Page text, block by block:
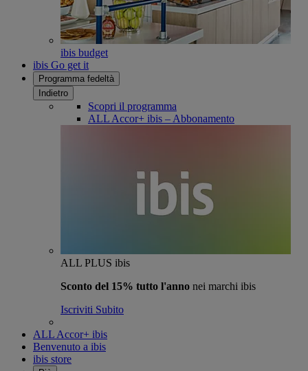
ibis budget
ibis Go get it
Programma fedeltà
Indietro
Scopri il programma
ALL Accor+ ibis – Abbonamento
ALL PLUS ibis
Sconto del 15% tutto l'anno nei marchi ibis
Iscriviti Subito
ALL Accor+ ibis
Benvenuto a ibis
ibis store